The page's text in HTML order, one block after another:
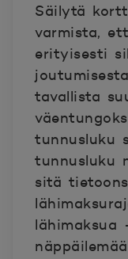
Säilytä
varmista,
erityisesti
tavallista
tunnusluku
tunnusluku
sitä
lähimaksua